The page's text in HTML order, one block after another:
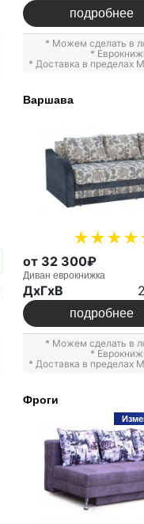
подробнее
* Можем сделать в
*
* Доставка в пределах
Варшава
от 32 300₽
Диван еврокнижка
ДxГxВ
подробнее
* Можем сделать в
*
* Доставка в пределах
Фроги